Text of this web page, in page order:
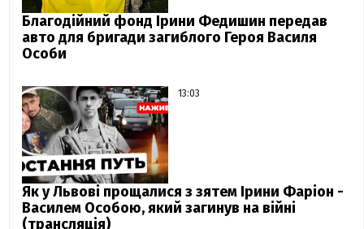
Благодійний фонд Ірини Федишин передав
авто для бригади загиблого Героя Василя
Особи
13:03
Як у Львові прощалися з зятем Ірини Фаріон -
Василем Особою, який загинув на війні
(трансляція)